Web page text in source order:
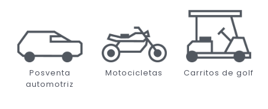
Posventa
automotriz
Motocicletas Carritos de golf